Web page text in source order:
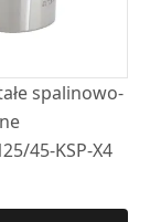
spalinowo-
45-KSP-X4